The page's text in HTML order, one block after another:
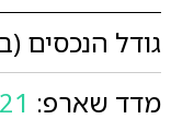
גודל הנכסים
מדד שארפ: